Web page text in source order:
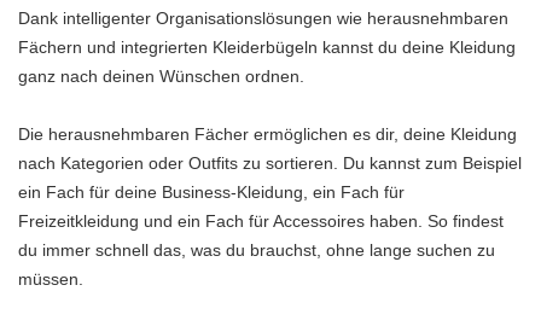
Dank intelligenter Organisationslösungen wie herausnehmbaren
Fächern und integrierten Kleiderbügeln kannst du deine Kleidung
ganz nach deinen Wünschen ordnen.
Die herausnehmbaren Fächer ermöglichen es dir, deine Kleidung
nach Kategorien oder Outfits zu sortieren. Du kannst zum Beispiel
ein Fach für deine Business-Kleidung, ein Fach für
Freizeitkleidung und ein Fach für Accessoires haben. So findest
du immer schnell das, was du brauchst, ohne lange suchen zu
müssen.